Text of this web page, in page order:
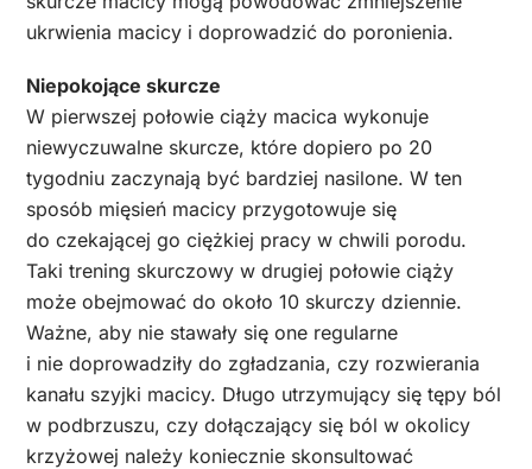
ukrwienia macicy i doprowadzić do poronienia.
Niepokojące skurcze
W pierwszej połowie ciąży macica wykonuje
niewyczuwalne skurcze, które dopiero po 20
tygodniu zaczynają być bardziej nasilone. W ten
sposób mięsień macicy przygotowuje się
do czekającej go ciężkiej pracy w chwili porodu.
Taki trening skurczowy w drugiej połowie ciąży
może obejmować do około 10 skurczy dziennie.
Ważne, aby nie stawały się one regularne
i nie doprowadziły do zgładzania, czy rozwierania
kanału szyjki macicy. Długo utrzymujący się tępy ból
w podbrzuszu, czy dołączający się ból w okolicy
krzyżowej należy koniecznie skonsultować